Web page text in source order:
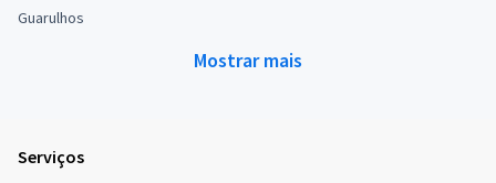
Guarulhos
Mostrar mais
Serviços